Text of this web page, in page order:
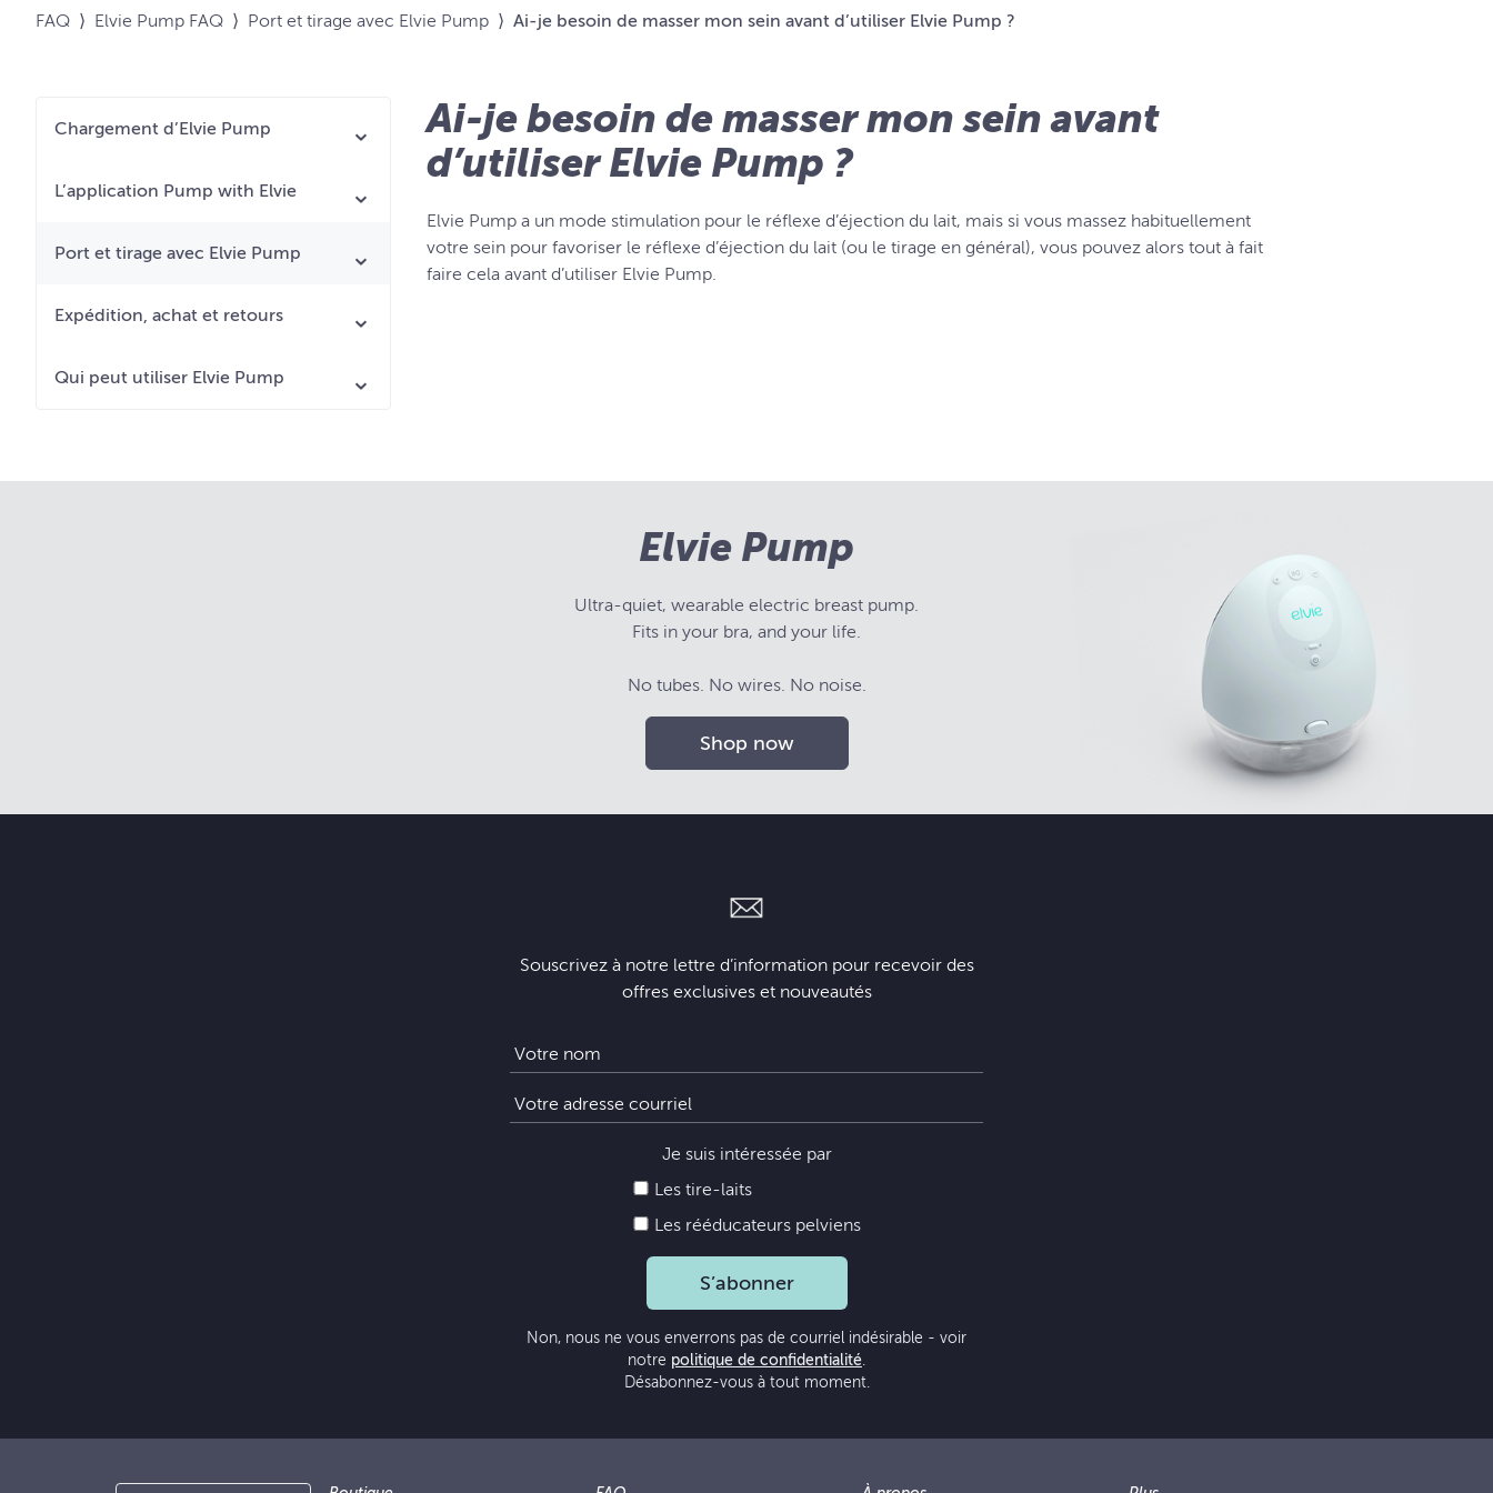
FAQ ⟩ Elvie Pump FAQ ⟩ Port et tirage avec Elvie Pump ⟩ Ai-je besoin de masser mon sein avant d’utiliser Elvie Pump ?
Chargement d’Elvie Pump
L’application Pump with Elvie
Port et tirage avec Elvie Pump
Expédition, achat et retours
Qui peut utiliser Elvie Pump
Ai-je besoin de masser mon sein avant
d’utiliser Elvie Pump ?
Elvie Pump a un mode stimulation pour le réflexe d’éjection du lait, mais si vous massez habituellement
votre sein pour favoriser le réflexe d’éjection du lait (ou le tirage en général), vous pouvez alors tout à fait
faire cela avant d’utiliser Elvie Pump.
Elvie Pump
Ultra-quiet, wearable electric breast pump.
Fits in your bra, and your life.
No tubes. No wires. No noise.
Shop now
Souscrivez à notre lettre d’information pour recevoir des
offres exclusives et nouveautés
Je suis intéressée par
Les tire-laits
Les rééducateurs pelviens
S’abonner
Non, nous ne vous enverrons pas de courriel indésirable - voir
notre politique de confidentialité.
Désabonnez-vous à tout moment.